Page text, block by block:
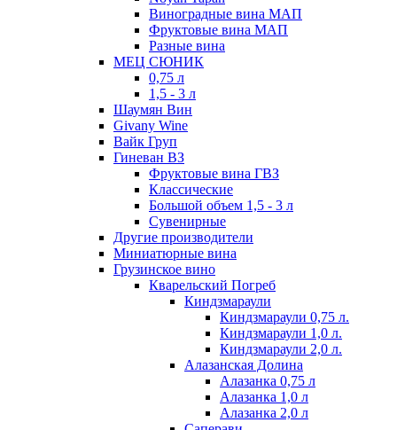
Виноградные вина МАП
Фруктовые вина МАП
Разные вина
МЕЦ СЮНИК
0,75 л
1,5 - 3 л
Шаумян Вин
Givany Wine
Вайк Груп
Гиневан ВЗ
Фруктовые вина ГВЗ
Классические
Большой объем 1,5 - 3 л
Сувенирные
Другие производители
Миниатюрные вина
Грузинское вино
Кварельский Погреб
Киндзмараули
Киндзмараули 0,75 л.
Киндзмараули 1,0 л.
Киндзмараули 2,0 л.
Алазанская Долина
Алазанка 0,75 л
Алазанка 1,0 л
Алазанка 2,0 л